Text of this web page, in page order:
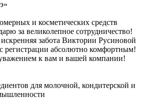
и косметических средств
за великолепное сотрудничество!
забота Виктории Русиновой
регистрации абсолютно комфортным!
к вам и вашей компании!
для молочной, кондитерской и